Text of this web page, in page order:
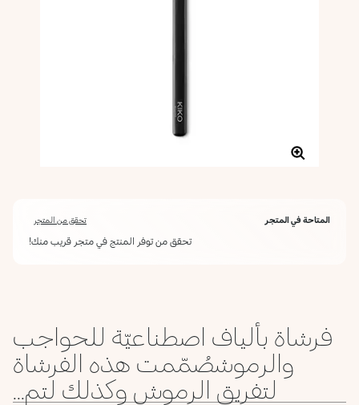
المتاحة في المتجر تحقق من المتجر
تحقق من توفر المنتج في متجر قريب منك!
فرشاة بألياف اصطناعيّة للحواجب
والرموشصُمّمت هذه الفرشاة
لتفريق الرموش وكذلك لتم...